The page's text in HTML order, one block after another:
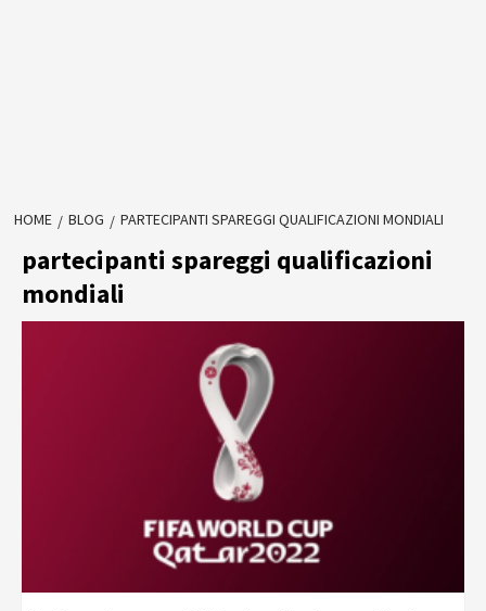
HOME BLOG PARTECIPANTI SPAREGGI QUALIFICAZIONI MONDIALI
partecipanti spareggi qualificazioni
mondiali